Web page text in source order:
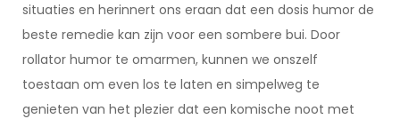
situaties en herinnert ons eraan dat een dosis humor de
beste remedie kan zijn voor een sombere bui. Door
rollator humor te omarmen, kunnen we onszelf
toestaan om even los te laten en simpelweg te
genieten van het plezier dat een komische noot met